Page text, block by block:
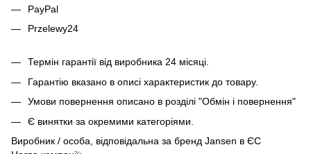
PayPal
Przelewy24
Термін гарантії від виробника 24 місяці.
Гарантію вказано в описі характеристик до товару.
Умови повернення описано в розділі "Обмін і повернення"
Є винятки за окремими категоріями.
Виробник / особа, відповідальна за бренд Jansen в ЄС